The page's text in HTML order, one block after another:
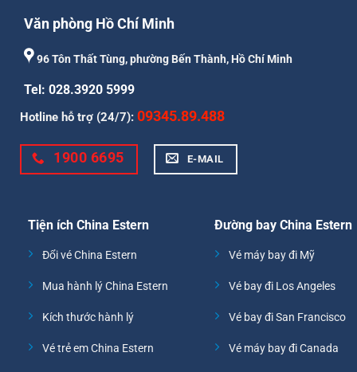
Văn phòng Hồ Chí Minh
96 Tôn Thất Tùng, phường Bến Thành, Hồ Chí Minh
Tel: 028.3920 5999
Hotline hỗ trợ (24/7): 09345.89.488
1900 6695 E-MAIL
Tiện ích China Estern
Đổi vé China Estern
Mua hành lý China Estern
Kích thước hành lý
Vé trẻ em China Estern
Đường bay China Estern
Vé máy bay đi Mỹ
Vé bay đi Los Angeles
Vé bay đi San Francisco
Vé máy bay đi Canada